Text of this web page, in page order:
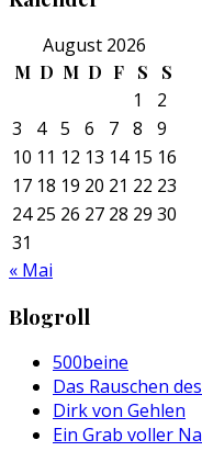
August 2026
M D M D F S S
1
2
3
4 5 6 7 8
9
10 11 12 13 14 15 16
17 18 19 20 21 22 23
24 25 26 27 28 29 30
31
« Mai
Blogroll
500beine
Das Rauschen
Dirk von Gehlen
Ein Grab voller